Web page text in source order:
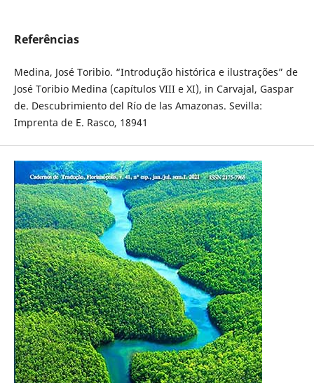
Referências
Medina, José Toribio. “Introdução histórica e ilustrações” de
José Toribio Medina (capítulos VIII e XI), in Carvajal, Gaspar
de. Descubrimiento del Río de las Amazonas. Sevilla:
Imprenta de E. Rasco, 18941